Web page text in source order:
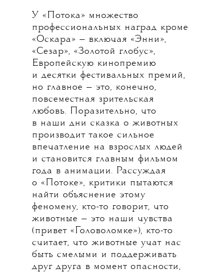
У «Потока» множество
профессиональных наград кроме
«Оскара» — включая «Энни»,
«Сезар», «Золотой глобус»,
Европейскую кинопремию
и десятки фестивальных премий,
но главное — это, конечно,
повсеместная зрительская
любовь. Поразительно, что
в наши дни сказка о животных
производит такое сильное
впечатление на взрослых людей
и становится главным фильмом
года в анимации. Рассуждая
о «Потоке», критики пытаются
найти объяснение этому
феномену, кто-то говорит, что
животные — это наши чувства
(привет «Головоломке»), кто-то
считает, что животные учат нас
быть смелыми и поддерживать
друг друга в момент опасности,